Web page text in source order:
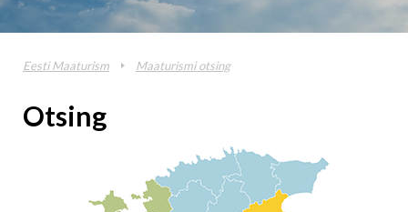
Eesti Maaturism Maaturismi otsing
Otsing